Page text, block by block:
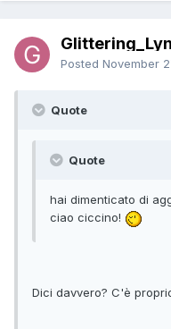
Posted November
Quote
Quote
hai dimenticato di
ciao ciccino!
Dici davvero? C'è